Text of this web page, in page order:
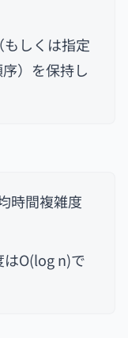
しくは指定
）を保持し
時間複雑度
O(log n)で